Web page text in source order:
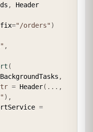
, Header
="/orders")
,
(
BackgroundTasks ,
= Header( . . . ,
) ,
=